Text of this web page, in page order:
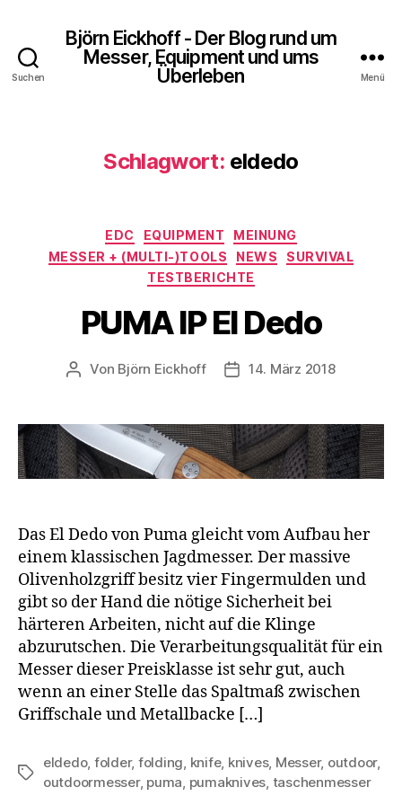
Suchen
Björn Eickhoff - Der Blog rund um
Messer, Equipment und ums
Überleben
Menü
Schlagwort: eldedo
Kategorien
EDC EQUIPMENT
MEINUNG
MESSER + (MULTI-)TOOLS
NEWS
SURVIVAL
TESTBERICHTE
PUMA IP El Dedo
Beitragsautor
Von Björn Eickhoff Veröffentlichungsdatum
14. März 2018
Das El Dedo von Puma gleicht vom Aufbau her
einem klassischen Jagdmesser. Der massive
Olivenholzgriff besitz vier Fingermulden und
gibt so der Hand die nötige Sicherheit bei
härteren Arbeiten, nicht auf die Klinge
abzurutschen. Die Verarbeitungsqualität für ein
Messer dieser Preisklasse ist sehr gut, auch
wenn an einer Stelle das Spaltmaß zwischen
Griffschale und Metallbacke […]
Schlagwörter
eldedo, folder, folding knife, knives, Messer, outdoor,
outdoormesser, puma pumaknives taschenmesser